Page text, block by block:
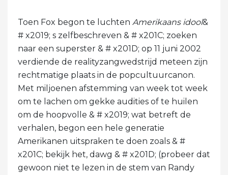
Toen Fox begon te luchten Amerikaans idool&
# x2019; s zelfbeschreven & # x201C; zoeken
naar een superster & # x201D; op 11 juni 2002
verdiende de realityzangwedstrijd meteen zijn
rechtmatige plaats in de popcultuurcanon.
Met miljoenen afstemming van week tot week
om te lachen om gekke audities of te huilen
om de hoopvolle & # x2019; wat betreft de
verhalen, begon een hele generatie
Amerikanen uitspraken te doen zoals & #
x201C; bekijk het, dawg & # x201D; (probeer dat
gewoon niet te lezen in de stem van Randy